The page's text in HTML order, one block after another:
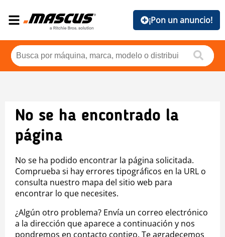
¡Pon un anuncio!
No se ha encontrado la
página
No se ha podido encontrar la página solicitada.
Comprueba si hay errores tipográficos en la URL o
consulta nuestro mapa del sitio web para
encontrar lo que necesites.
¿Algún otro problema? Envía un correo electrónico
a la dirección que aparece a continuación y nos
pondremos en contacto contigo. Te agradecemos